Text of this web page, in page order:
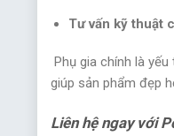
Tư vấn kỹ thuật
Phụ gia chính là
giúp sản phẩm đẹp
Liên hệ ngay với